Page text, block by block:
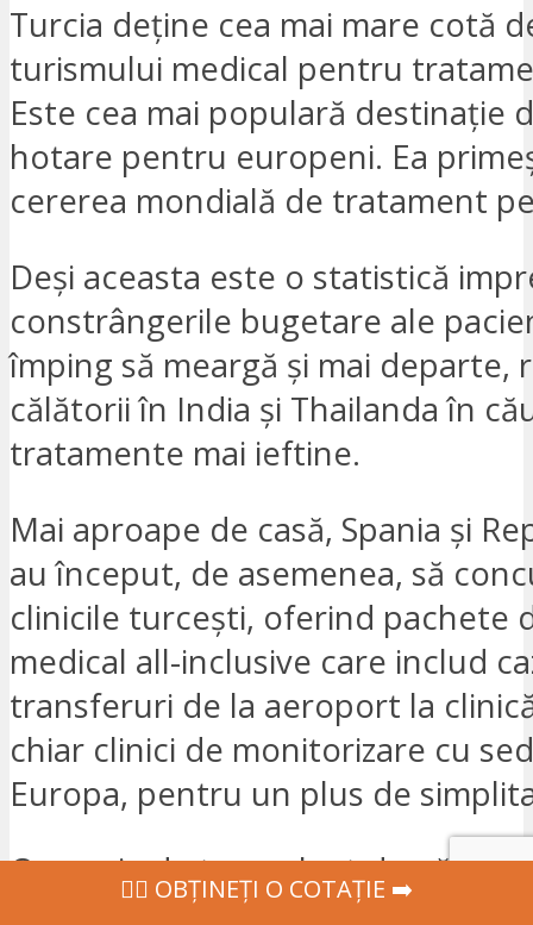
Turcia deține cea mai mare cotă
turismului medical pentru
Este cea mai populară destinație
hotare pentru europeni. Ea
cererea mondială de tratament
Deși aceasta este o statistică
constrângerile bugetare ale
împing să meargă și mai departe,
călătorii în India și Thailanda în
tratamente mai ieftine.
Mai aproape de casă, Spania și
au început, de asemenea, să
clinicile turcești, oferind pachete
medical all-inclusive care includ
transferuri de la aeroport la
chiar clinici de monitorizare cu
Europa, pentru un plus de
Operația de transplant de păr
foarte interesant care atrage
‍👩‍⚕ OBȚINEȚI O COTAȚIE ➡️